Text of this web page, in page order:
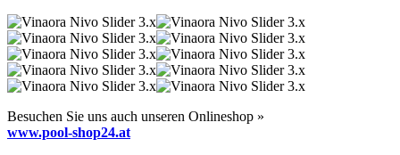
Besuchen Sie uns auch unseren Onlineshop »
www.pool-shop24.at